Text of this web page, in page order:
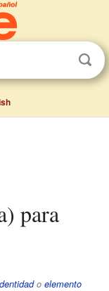
o elemento